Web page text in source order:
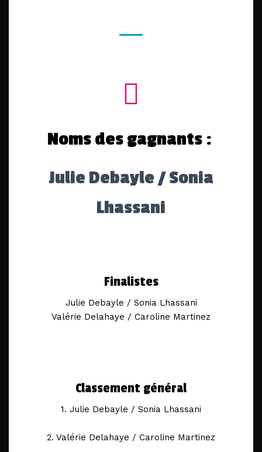
Noms des gagnants :
Julie Debayle / Sonia
Lhassani
Finalistes
Julie Debayle / Sonia Lhassani
Valérie Delahaye / Caroline Martinez
Classement général
1. Julie Debayle / Sonia Lhassani
2. Valérie Delahaye / Caroline Martinez